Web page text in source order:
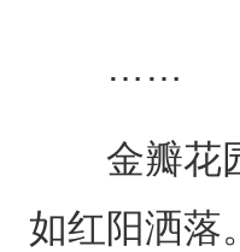
……
金瓣花园
如红阳洒落。